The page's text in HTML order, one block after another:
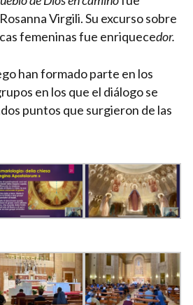
Virgili. Su excurso sobre
femeninas fue enriquecedor.
han formado parte en los
en los que el diálogo se
puntos que surgieron de las